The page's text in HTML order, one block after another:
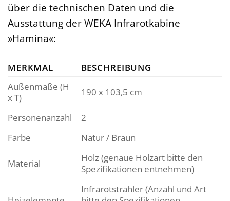
über die technischen Daten und die
Ausstattung der WEKA Infrarotkabine
»Hamina«:
MERKMAL
BESCHREIBUNG
Außenmaße (H
x T)
190 x 103,5 cm
Personenanzahl
2
Farbe
Natur / Braun
Material
Holz (genaue Holzart bitte den
Spezifikationen entnehmen)
Infrarotstrahler (Anzahl und Art